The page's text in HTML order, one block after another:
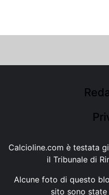
Calcioline.com è testata
il Tribunale di
Alcune foto di questo
sito sono